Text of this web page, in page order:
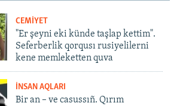
CEMİYET
"Er şeyni eki künde taşlap kettim".
Seferberlik qorqusı rusiyelilerni
kene memleketten quva
İNSAN AQLARI
Bir an – ve casussıñ. Qırım